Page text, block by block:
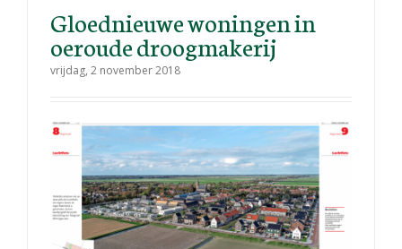
Gloednieuwe woningen in
oeroude droogmakerij
vrijdag, 2 november 2018